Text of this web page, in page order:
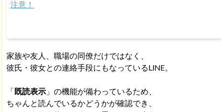
注意！
家族や友人、職場の同僚だけではなく、
彼氏・彼女との連絡手段にもなっているLINE。
「 既読表示」の機能が備わっているため、
ちゃんと読んでいるかどうかが確認でき、